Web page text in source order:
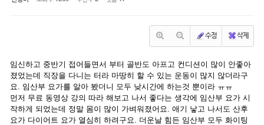
수정 삭제
임신하고 중반기 접어들면서 부터 골반도 아프고 컨디션이 많이 안좋아
졌었는데 직장을 다니는 터라 마땅히 할 수 있는 운동이 많지 않더라구
요. 임산부 요가를 알아 봤더니 모두 낮시간에 하는것 뿐이라 ㅠㅠ
먼저 무료 동영상 강의 따라 해보고 나서 좋다는 생각에 임산부 요가 시
작하게 되었는데 정말 몸이 많이 가벼워졌어요. 애기 낳고 나서도 산후
요가 다이어트 요가 열심히 하려구요. 더운날 힘든 임산부 모두 화이팅